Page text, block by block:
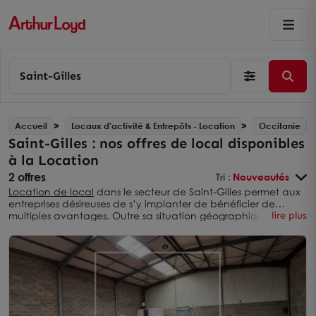
Saint-Gilles
Accueil Locaux d'activité & Entrepôts - Location Occitanie
Saint-Gilles : nos offres de local disponibles
à la Location
2 offres Tri : Nouveautés
Location de local dans le secteur de Saint-Gilles permet aux
entreprises désireuses de s’y implanter de bénéficier de
multiples avantages. Outre sa situation géographique, Saint-
susceptible de contribuer au succès de diverses activités.
Arthur Loyd Nîmes vous propose ainsi de découvrir l’ensemble
des local disponible à Location. Les professionnels peuvent
s’appuyer sur l’expérience de nos 16 collaborateurs, et sur
l’expertise d’Arthur Loyd, premier réseau national de conseil
en immobilier d’entreprises.
lire plus